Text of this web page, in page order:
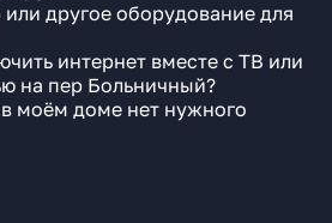
другое оборудование для
интернет вместе с ТВ или
на пер Больничный?
в моём доме нет нужного